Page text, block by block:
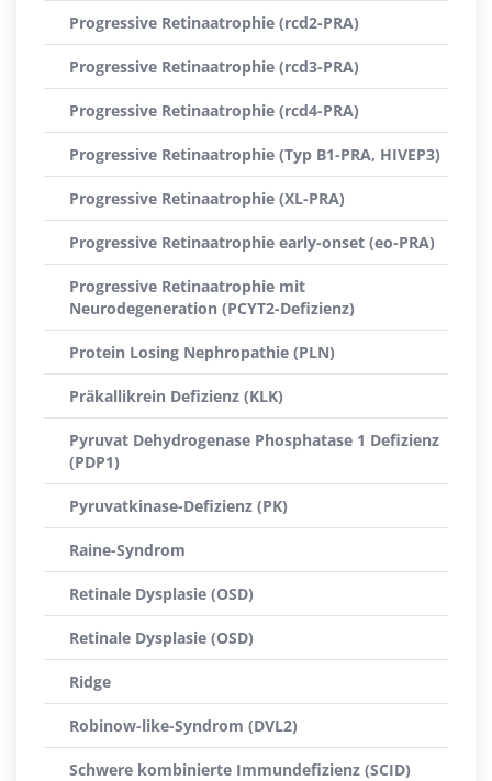
Progressive Retinaatrophie (rcd2-PRA)
Progressive Retinaatrophie (rcd3-PRA)
Progressive Retinaatrophie (rcd4-PRA)
Progressive Retinaatrophie (Typ B1-PRA, HIVEP3)
Progressive Retinaatrophie (XL-PRA)
Progressive Retinaatrophie early-onset (eo-PRA)
Progressive Retinaatrophie mit
Neurodegeneration (PCYT2-Defizienz)
Protein Losing Nephropathie (PLN)
Präkallikrein Defizienz (KLK)
Pyruvat Dehydrogenase Phosphatase 1 Defizienz
(PDP1)
Pyruvatkinase-Defizienz (PK)
Raine-Syndrom
Retinale Dysplasie (OSD)
Retinale Dysplasie (OSD)
Ridge
Robinow-like-Syndrom (DVL2)
Schwere kombinierte Immundefizienz (SCID)